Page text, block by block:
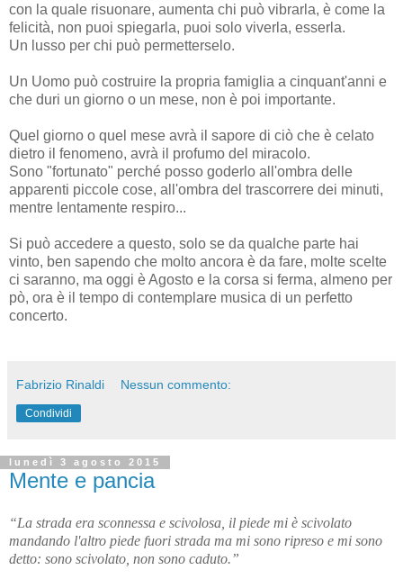
con la quale risuonare, aumenta chi può vibrarla, è come la
felicità, non puoi spiegarla, puoi solo viverla, esserla.
Un lusso per chi può permetterselo.
Un Uomo può costruire la propria famiglia a cinquant'anni e
che duri un giorno o un mese, non è poi importante.
Quel giorno o quel mese avrà il sapore di ciò che è celato
dietro il fenomeno, avrà il profumo del miracolo.
Sono "fortunato" perché posso goderlo all'ombra delle
apparenti piccole cose, all'ombra del trascorrere dei minuti,
mentre lentamente respiro...
Si può accedere a questo, solo se da qualche parte hai
vinto, ben sapendo che molto ancora è da fare, molte scelte
ci saranno, ma oggi è Agosto e la corsa si ferma, almeno per
pò, ora è il tempo di contemplare musica di un perfetto
concerto.
Fabrizio Rinaldi Nessun commento:
Condividi
lunedì 3 agosto 2015
Mente e pancia
“La strada era sconnessa e scivolosa, il piede mi è scivolato
mandando l'altro piede fuori strada ma mi sono ripreso e mi sono
detto: sono scivolato, non sono caduto.”